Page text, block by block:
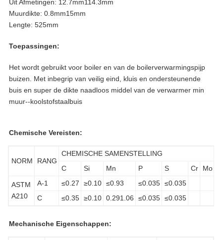
Uit Afmetingen: 12.7mm114.3mm
Muurdikte: 0.8mm15mm
Lengte: 525mm
Toepassingen:
Het wordt gebruikt voor boiler en van de boilerverwarmingspijp
buizen. Met inbegrip van veilig eind, kluis en ondersteunende
buis en super de dikte naadloos middel van de verwarmer min
muur--koolstofstaalbuis
Chemische Vereisten:
NORM RANG
CHEMISCHE SAMENSTELLING
C
Si Mn P S Cr Mo
ASTM
A210
A-1 ≤0.27 ≥0.10 ≤0.93 ≤0.035 ≤0.035
C
≤0.35 ≥0.10 0.291.06 ≤0.035 ≤0.035
Mechanische Eigenschappen: